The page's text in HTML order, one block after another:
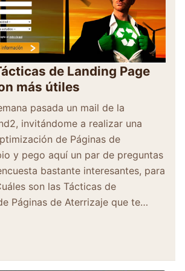
de Landing Page
más útiles
pasada un mail de la
invitándome a realizar una
de Páginas de
y pego aquí un par de preguntas
bastante interesantes, para
son las Tácticas de
Páginas de Aterrizaje que te…